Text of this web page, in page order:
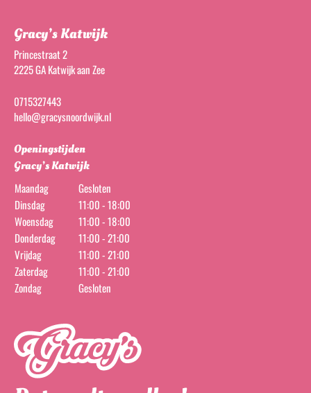
Gracy’s Katwijk
Princestraat 2
2225 GA Katwijk aan Zee
0715327443
hello@gracysnoordwijk.nl
Openingstijden
Gracy’s Katwijk
Maandag
Gesloten
Dinsdag
11:00 - 18:00
Woensdag
11:00 - 18:00
Donderdag
11:00 - 21:00
Vrijdag
11:00 - 21:00
Zaterdag
11:00 - 21:00
Zondag
Gesloten